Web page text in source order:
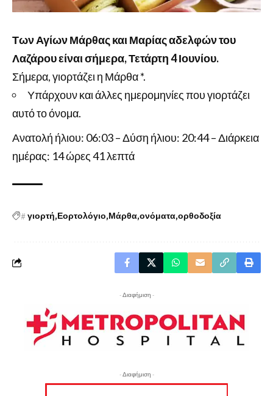
Των Αγίων Μάρθας και Μαρίας αδελφών του
Λαζάρου είναι σήμερα, Τετάρτη 4 Ιουνίου.
Σήμερα, γιορτάζει η Μάρθα *.
Υπάρχουν και άλλες ημερομηνίες που γιορτάζει
αυτό το όνομα.
Ανατολή ήλιου: 06:03 – Δύση ήλιου: 20:44 – Διάρκεια
ημέρας: 14 ώρες 41 λεπτά
#γιορτή Εορτολόγιο Μάρθα ονόματα ορθοδοξία
- Διαφήμιση -
- Διαφήμιση -